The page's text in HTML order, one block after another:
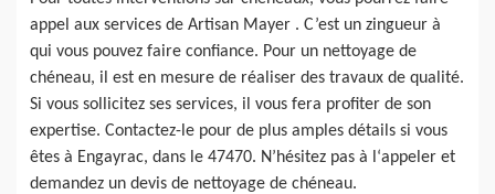
appel aux services de Artisan Mayer . C’est un zingueur à
qui vous pouvez faire confiance. Pour un nettoyage de
chéneau, il est en mesure de réaliser des travaux de qualité.
Si vous sollicitez ses services, il vous fera profiter de son
expertise. Contactez-le pour de plus amples détails si vous
êtes à Engayrac, dans le 47470. N’hésitez pas à l‘appeler et
demandez un devis de nettoyage de chéneau.